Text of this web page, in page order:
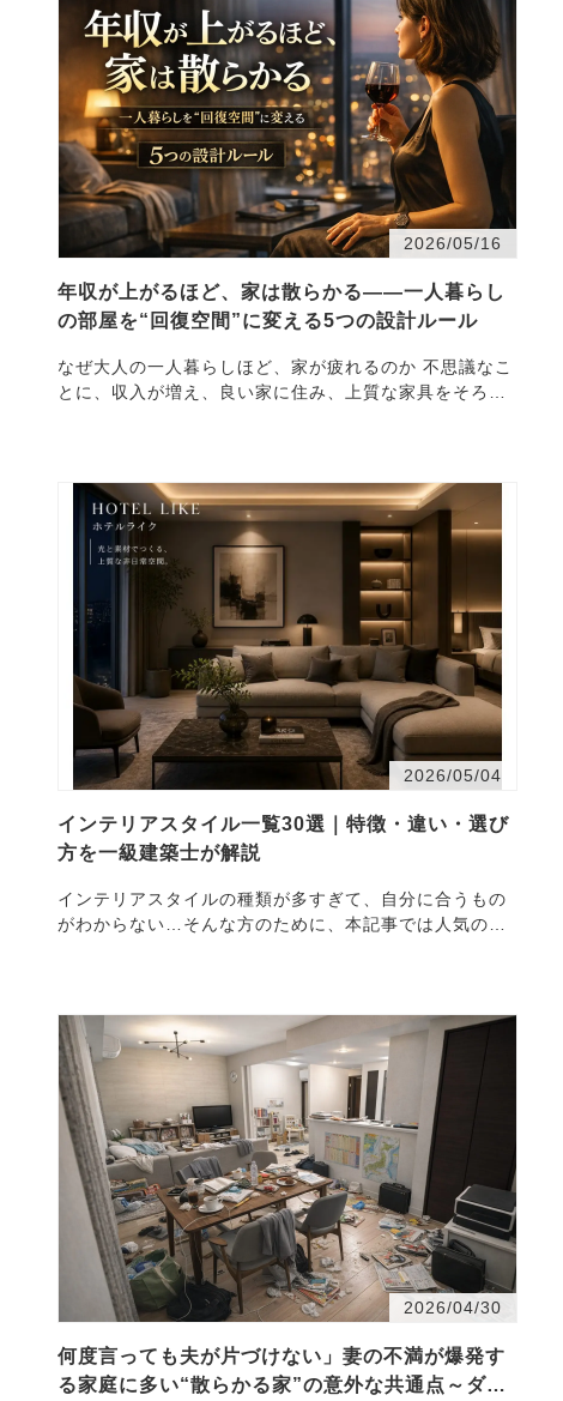
2026/05/16
年収が上がるほど、家は散らかる――一人暮らし
の部屋を“回復空間”に変える5つの設計ルール
なぜ大人の一人暮らしほど、家が疲れるのか 不思議なこ
とに、収入が増え、良い家に住み、上質な家具をそろえ
2026/05/04
インテリアスタイル一覧30選｜特徴・違い・選び
方を一級建築士が解説
インテリアスタイルの種類が多すぎて、自分に合うもの
がわからない…そんな方のために、本記事では人気のイ
2026/04/30
何度言っても夫が片づけない」妻の不満が爆発す
る家庭に多い“散らかる家”の意外な共通点～ダイ